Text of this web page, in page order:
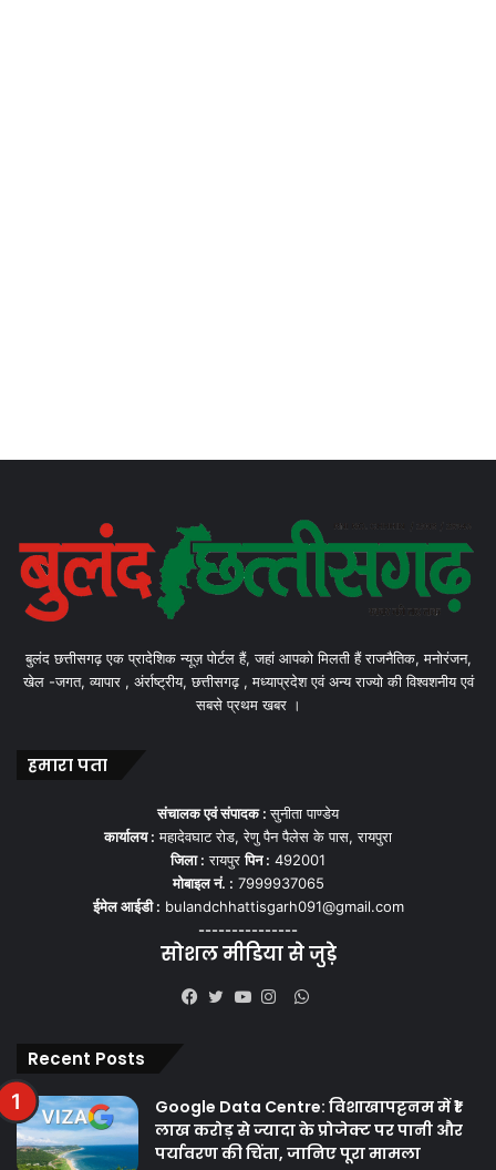
बुलंद छत्तीसगढ़ एक प्रादेशिक न्यूज़ पोर्टल हैं, जहां आपको मिलती हैं राजनैतिक, मनोरंजन,
खेल -जगत, व्यापार , अंर्राष्ट्रीय, छत्तीसगढ़ , मध्याप्रदेश एवं अन्य राज्यो की विश्वशनीय एवं
सबसे प्रथम खबर ।
हमारा पता
संचालक एवं संपादक :सुनीता पाण्डेय
कार्यालय : महादेवघाट रोड, रेणु पैन पैलेस के पास, रायपुरा
जिला : रायपुरपिन : 492001
मोबाइल नं. : 7999937065
ईमेल आईडी : bulandchhattisgarh091@gmail.com
---------------
सोशल मीडिया से जुड़े
WhatsApp
Recent Posts
Google Data Centre: विशाखापट्टनम में ₹1
लाख करोड़ से ज्यादा के प्रोजेक्ट पर पानी और
पर्यावरण की चिंता, जानिए पूरा मामला